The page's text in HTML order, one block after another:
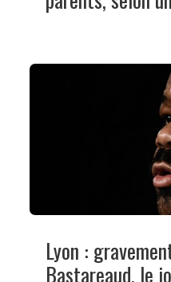
Lyon :
Bastareaud, le